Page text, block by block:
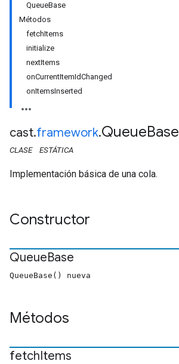
QueueBase
Métodos
fetchItems
initialize
nextItems
onCurrentItemIdChanged
onItemsInserted
cast.framework.QueueBase
CLASE ESTÁTICA
Implementación básica de una cola.
Constructor
QueueBase
QueueBase() nueva
Métodos
fetchItems